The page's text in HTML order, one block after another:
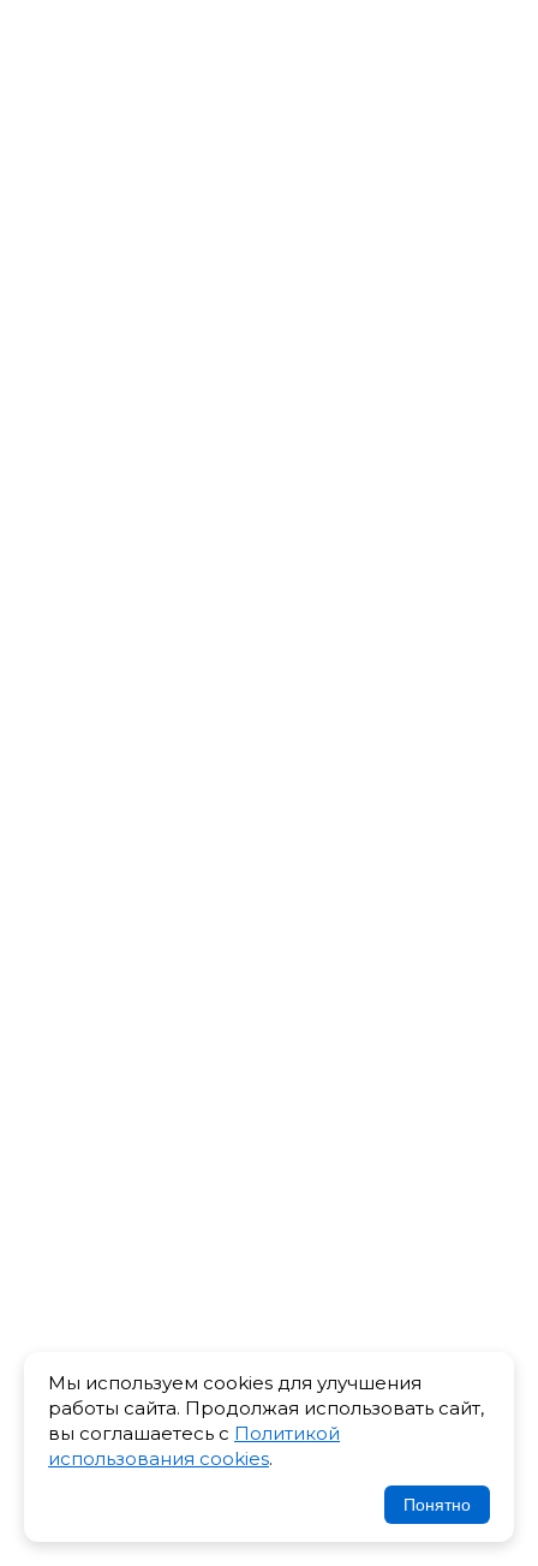
Мы используем cookies для улучшения
работы сайта. Продолжая использовать сайт,
вы соглашаетесь с Политикой
использования cookies.
Понятно